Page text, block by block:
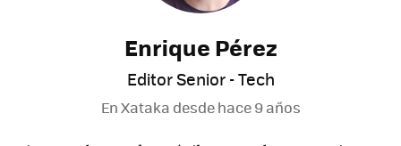
Enrique Pérez
Editor Senior - Tech
En Xataka desdehace 9 años